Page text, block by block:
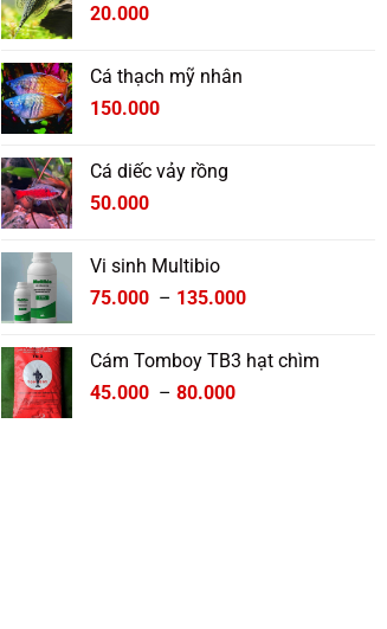
20.000
Cá thạch mỹ nhân
150.000
Cá diếc vảy rồng
50.000
Vi sinh Multibio
75.000 – 135.000
75.000 ₫
Cám Tomboy TB3 hạt chìm
45.000 – 80.000